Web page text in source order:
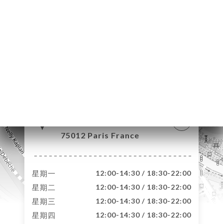
75012 Paris France
星期一 12:00-14:30 / 18:30-22:00
星期二 12:00-14:30 / 18:30-22:00
星期三 12:00-14:30 / 18:30-22:00
星期四 12:00-14:30 / 18:30-22:00